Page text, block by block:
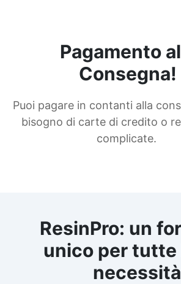
Pagamento
Consegna!
Puoi pagare in contanti alla
bisogno di carte di credito o
complicate.
ResinPro: un
unico per tutte
necessità